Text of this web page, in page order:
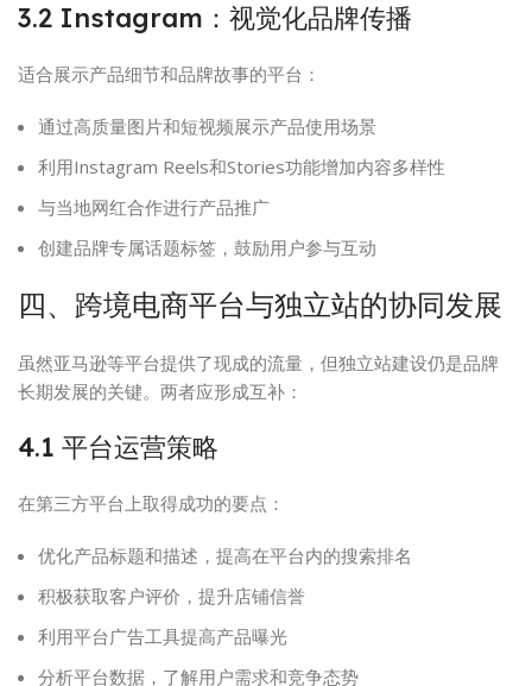
3.2 Instagram：视觉化品牌传播
适合展示产品细节和品牌故事的平台：
通过高质量图片和短视频展示产品使用场景
利用Instagram Reels和Stories功能增加内容多样性
与当地网红合作进行产品推广
创建品牌专属话题标签，鼓励用户参与互动
四、跨境电商平台与独立站的协同发展
虽然亚马逊等平台提供了现成的流量，但独立站建设仍是品牌
长期发展的关键。两者应形成互补：
4.1 平台运营策略
在第三方平台上取得成功的要点：
优化产品标题和描述，提高在平台内的搜索排名
积极获取客户评价，提升店铺信誉
利用平台广告工具提高产品曝光
分析平台数据，了解用户需求和竞争态势